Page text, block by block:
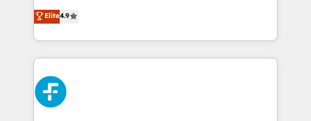
business, processes and systems 🏢 We specialise in
working with mid-market and enterprise
organisations, global organisations and those with
complex use cases 🏆 CRM Implementation,
Platform Enablement, Custom Integration and
Onboarding Accredited 🔐 ISO27001 & ISO9001
Certified
process-oriented teams implementing HubSpot
Marketing, Sales, Service, CMS and Operations Hub,
so selling and actually engaging with your customers
feels easy and pain-free. We are a top ranked
HubSpot Elite Partner, winner of Rookie of the Year
and Customer First Awards, 4.9/5 rating in HubSpot
Reviews and 4.9/5 rating in Clutch Reviews. Digifianz
Elite4.9